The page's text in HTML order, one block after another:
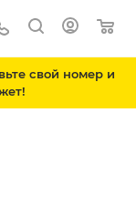
свой номер и